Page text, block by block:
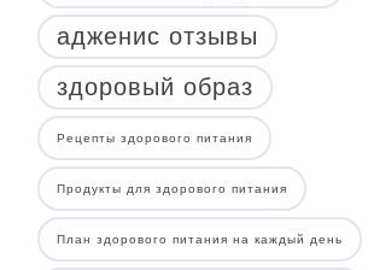
адженис отзывы
здоровый образ
Рецепты здорового питания
Продукты для здорового питания
План здорового питания на каждый день